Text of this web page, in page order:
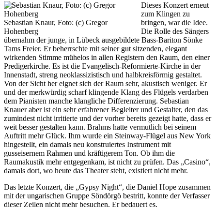
Sebastian Knaur, Foto: (c) Gregor
Hohenberg
Dieses Konzert erneut
zum Klingen zu
bringen, war die Idee.
Die Rolle des Sängers
übernahm der junge, in Lübeck ausgebildete Bass-Bariton Sönke
Tams Freier. Er beherrschte mit seiner gut sitzenden, elegant
wirkenden Stimme mühelos in allen Registern den Raum, den einer
Predigerkirche. Es ist die Evangelisch-Reformierte-Kirche in der
Innenstadt, streng neoklassizistisch und halbkreisförmig gestaltet.
Von der Sicht her eignet sich der Raum sehr, akustisch weniger. Er
und der merkwürdig scharf klingende Klang des Flügels verdarben
dem Pianisten manche klangliche Differenzierung. Sebastian
Knauer aber ist ein sehr erfahrener Begleiter und Gestalter, den das
zumindest nicht irritierte und der vorher bereits gezeigt hatte, dass er
weit besser gestalten kann. Brahms hatte vermutlich bei seinem
Auftritt mehr Glück. Ihm wurde ein Steinway-Flügel aus New York
hingestellt, ein damals neu konstruiertes Instrument mit
gusseisernem Rahmen und kräftigerem Ton. Ob ihm die
Raumakustik mehr entgegenkam, ist nicht zu prüfen. Das „Casino“,
damals dort, wo heute das Theater steht, existiert nicht mehr.
Das letzte Konzert, die „Gypsy Night“, die Daniel Hope zusammen
mit der ungarischen Gruppe Söndörgö bestritt, konnte der Verfasser
dieser Zeilen nicht mehr besuchen. Er bedauert es.